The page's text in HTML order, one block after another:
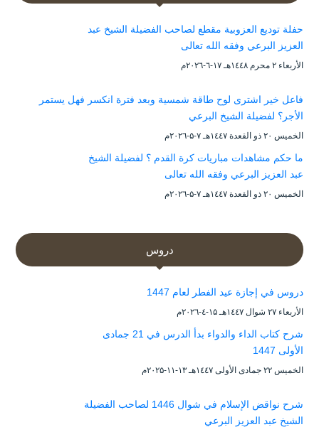
حفلة توديع العزوبية مقطع لصاحب الفضيلة الشيخ عبد
العزيز البرعي وفقه الله تعالى
الأربعاء ۲ محرم ۱٤٤۸هـ ۱۷-٦-۲۰۲٦م
فاعل خير اشترى لوح طاقة شمسية وبعد فترة انكسر فهل يستمر
الأجر؟ لفضيلة الشيخ البرعي
الخميس ۲۰ ذو القعدة ۱٤٤۷هـ ۷-۵-۲۰۲٦م
ما حكم مشاهدات مباريات كرة القدم ؟ لفضيلة الشيخ
عبد العزيز البرعي وفقه الله تعالى
الخميس ۲۰ ذو القعدة ۱٤٤۷هـ ۷-۵-۲۰۲٦م
دروس
دروس في إجازة عيد الفطر لعام 1447
الأربعاء ۲۷ شوال ۱٤٤۷هـ ۱۵-٤-۲۰۲٦م
شرح كتاب الداء والدواء بدأ الدرس في 21 جمادى
الأولى 1447
الخميس ۲۲ جمادى الأولى ۱٤٤۷هـ ۱۳-۱۱-۲۰۲۵م
شرح نواقض الإسلام في شوال 1446 لصاحب الفضيلة
الشيخ عبد العزيز البرعي